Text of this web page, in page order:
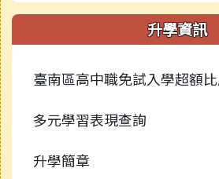
升學資訊
臺南區高中職免試入學超額
多元學習表現查詢
升學簡章